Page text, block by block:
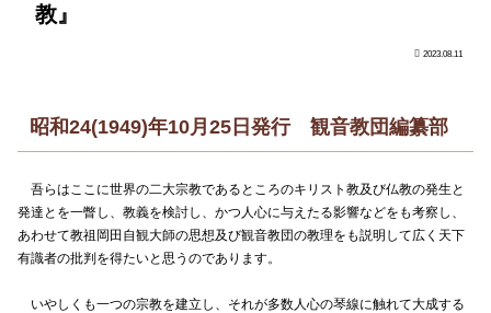
教』
2023.08.11
昭和24(1949)年10月25日発行 観音教団編纂部
吾らはここに世界の二大宗教であるところのキリスト教及び仏教の発生と
発達とを一瞥し、教義を検討し、かつ人心に与えたる影響などをも考察し、
あわせて教祖岡田自観大師の思想及び観音教団の教理をも説明して広く天下
有識者の批判を得たいと思うのであります。
いやしくも一つの宗教を建立し、それが多数人心の琴線に触れて大成する